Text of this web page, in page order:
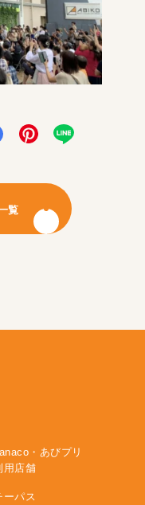
覧
・あびプリ
用店舗
ーパス